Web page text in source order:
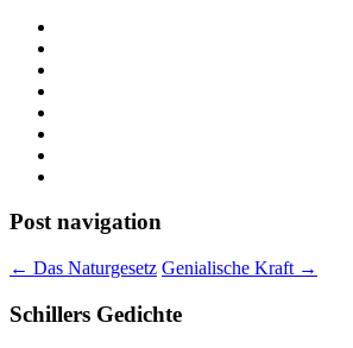
Post navigation
← Das Naturgesetz Genialische Kraft →
Schillers Gedichte